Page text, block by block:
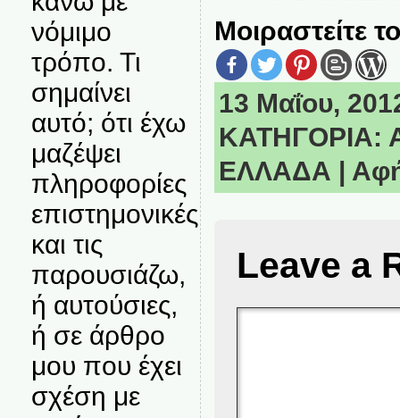
νόμιμο
τρόπο. Τι
σημαίνει
αυτό; ότι έχω
μαζέψει
πληροφορίες
επιστημονικές
και τις
παρουσιάζω,
ή αυτούσιες,
ή σε άρθρο
μου που έχει
σχέση με
Μοιραστείτε
13 Μαΐου,
ΚΑΤΗΓΟΡΙΑ:
ΕΛΛΑΔΑ |
Leave a